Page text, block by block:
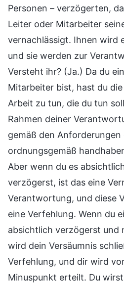
Personen – verzögerten,
Leiter oder Mitarbeiter
vernachlässigt. Ihnen wird
und sie werden zur
Versteht ihr? (Ja.) Da du
Mitarbeiter bist, hast du
Arbeit zu tun, die du tun
Rahmen deiner
gemäß den Anforderungen
ordnungsgemäß
Aber wenn du es
verzögerst, ist das eine
Verantwortung, und diese
eine Verfehlung. Wenn du
absichtlich verzögerst und
wird dein Versäumnis
Verfehlung, und dir wird
Minuspunkt erteilt. Du